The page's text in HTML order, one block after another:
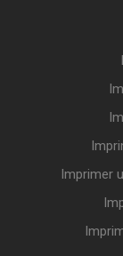
Imprimer